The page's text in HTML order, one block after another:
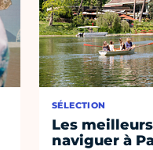
SÉLECTION
Les
naviguer à